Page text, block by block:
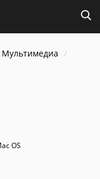
Мультимедиа
OS